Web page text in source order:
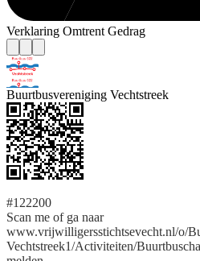
Verklaring Omtrent Gedrag
Buurtbusvereniging Vechtstreek
#122200
Scan me of ga naar
www.vrijwilligersstichtsevecht.nl/o/
Vechtstreek1/Activiteiten/